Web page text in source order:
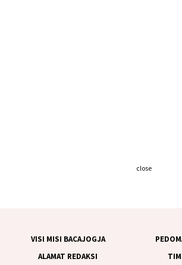
VISI MISI BACAJOGJA
ALAMAT REDAKSI
close